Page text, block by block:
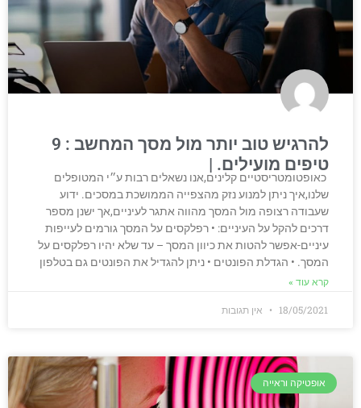
להרגיש טוב יותר מול מסך המחשב : 9
טיפים מועילים.
כאופטומטריסטיים קלינים,אנו נשאלים רבות ע״י המטופלים
שלנו,איך ניתן למנוע נזק מהצפייה הממושכת במסכים. ידוע
שעבודה רצופה מול המסך מהווה אתגר לעיניים,אך ישנן מספר
דרכים להקל על העיניים: • רפלקסים על המסך גורמים לעייפות
עיניים-אפשר להטות את כיוון המסך – עד שלא יהיו רפלקסים על
המסך. • הגדלת הפונטים • ניתן להגדיל את הפונטים גם בטלפון
קרא עוד »
18/05/2021 אין תגובות
אופטיקה וראייה